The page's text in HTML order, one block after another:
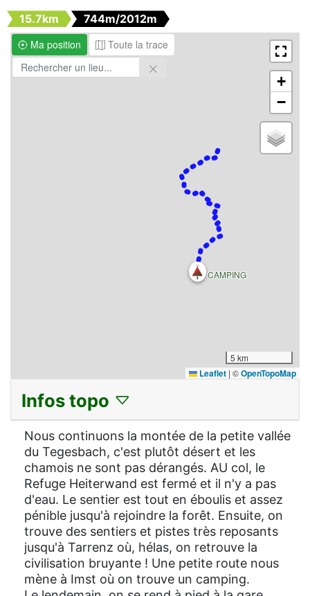
15.7km
744m/2012m
Ma position
Toute la trace
CAMPING
+
−
5 km
Leaflet | ©OpenTopoMap
Infos topo
Nous continuons la montée de la petite vallée
du Tegesbach, c'est plutôt désert et les
chamois ne sont pas dérangés. AU col, le
Refuge Heiterwand est fermé et il n'y a pas
d'eau. Le sentier est tout en éboulis et assez
pénible jusqu'à rejoindre la forêt. Ensuite, on
trouve des sentiers et pistes très reposants
jusqu'à Tarrenz où, hélas, on retrouve la
civilisation bruyante ! Une petite route nous
mène à Imst où on trouve un camping.